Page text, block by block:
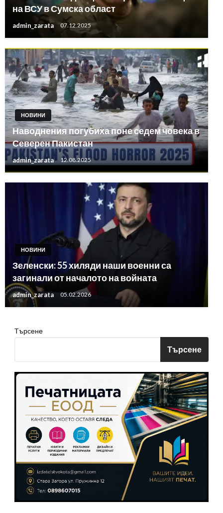
на ВСУ в Сумска област
admin_zarata 07.12.2025
НОВИНИ
Наводнения погубиха поне седем човека в
Северен Пакистан
admin_zarata 12.08.2025
НОВИНИ
Зеленски: 55 хиляди наши военни са
загинали от началото на войната
admin_zarata 05.02.2026
Търсене
Търсене